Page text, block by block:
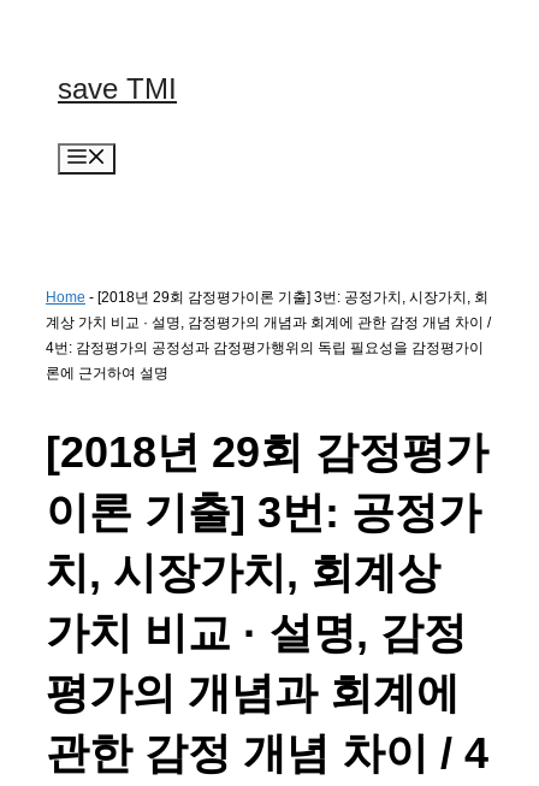
save TMI
Home - [2018년 29회 감정평가이론 기출] 3번: 공정가치, 시장가치, 회
계상 가치 비교 · 설명, 감정평가의 개념과 회계에 관한 감정 개념 차이 /
4번: 감정평가의 공정성과 감정평가행위의 독립 필요성을 감정평가이
론에 근거하여 설명
[2018년 29회 감정평가
이론 기출] 3번: 공정가
치, 시장가치, 회계상
가치 비교 · 설명, 감정
평가의 개념과 회계에
관한 감정 개념 차이 / 4